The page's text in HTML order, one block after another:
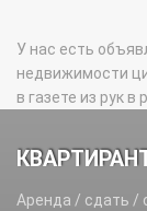
У нас есть
недвижимости
в газете из рук в
Аренда / сдать /